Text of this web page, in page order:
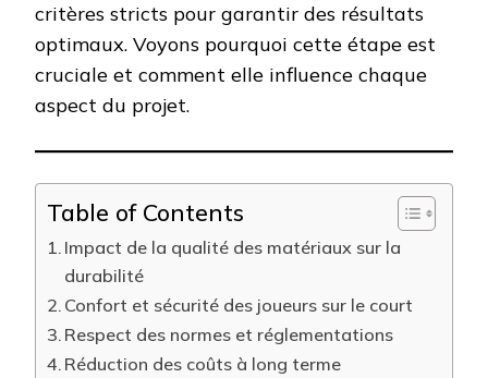
critères stricts pour garantir des résultats
optimaux. Voyons pourquoi cette étape est
cruciale et comment elle influence chaque
aspect du projet.
Table of Contents
Impact de la qualité des matériaux sur la
durabilité
Confort et sécurité des joueurs sur le court
Respect des normes et réglementations
Réduction des coûts à long terme